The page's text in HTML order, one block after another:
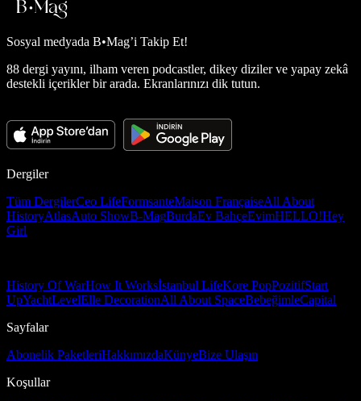
Sosyal medyada B•Mag’i Takip Et!
88 dergi yayını, ilham veren podcastler, dikey diziler ve yapay zekâ
destekli içerikler bir arada. Ekranlarınızı dik tutun.
Dergiler
Tüm DergilerCeo LifeFormsanteMaison FrançaiseAll About
HistoryAtlasAuto ShowB-MagBurdaEv BahçeEvimHELLO!Hey
Girl
History Of WarHow It Worksİstanbul LifeKore PopPozitifStart
UpYachtLevelElle DecorationAll About SpaceBebeğimleCapital
Sayfalar
Abonelik PaketleriHakkımızdaKünyeBize Ulaşın
Koşullar